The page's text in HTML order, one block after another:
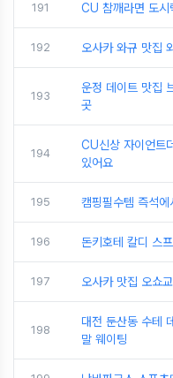
191 CU 참깨라면 도시
192 오사카 와규 맛집
193
운정 데이트 맛집
곳
194
CU신상 자이언트
있어요
195 캠핑필수템 즉석
196 돈키호테 칼디 스
197 오사카 맛집 오쇼
198
대전 둔산동 수테
말 웨이팅